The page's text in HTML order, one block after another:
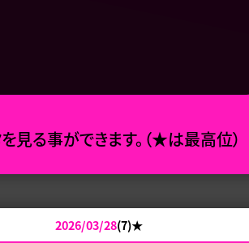
見る事ができます。 （★は最高位）
2026/03/28(7)★